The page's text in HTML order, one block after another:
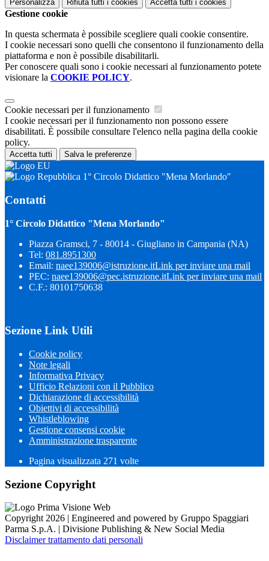
Personalizza Rifiuta tutti i cookies Accetta tutti i cookies
Gestione cookie
In questa schermata è possibile scegliere quali cookie consentire.
I cookie necessari sono quelli che consentono il funzionamento della
piattaforma e non è possibile disabilitarli.
Per conoscere quali sono i cookie necessari al funzionamento potete
visionare la COOKIE POLICY.
Cookie necessari per il funzionamento
I cookie necessari per il funzionamento non possono essere
disabilitati. È possibile consultare l'elenco nella pagina della cookie
policy.
Accetta tutti Salva le preferenze
1° Circolo Didattico "Mena Morlando"
Contatti
1° Circolo Didattico "Mena Morlando"
Piazza Gramsci, 7 - 80014 - Giugliano in Campania (NA)
Tel: 081.8951300
Email: naee139006@istruzione.itLink per inviare una mail
PEC: naee139006@pec.istruzione.itLink per inviare una mail
C.F.: 80101750638
Sezione Link Utili
Cookie policy
Note legali
Informativa Privacy
Ufficio Relazioni con il Pubblico
Dichiarazione di accessibilità
Obiettivi di accessibilità
Whistleblowing
Gestione consensi cookie
Amministrazione trasparente
Pagina visualizzata 271 volte
Sezione Copyright
Copyright 2026 | Engineered and powered by Gruppo Spaggiari
Parma S.p.A. | Divisione Publishing & New Social Media
Disclaimer trattamento dati personali